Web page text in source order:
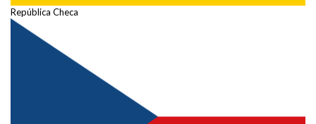
República Checa